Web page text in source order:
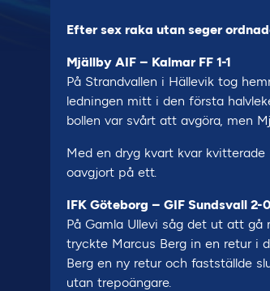
Efter sex raka utan seger
Mjällby AIF – Kalmar FF 1-1
På Strandvallen i Hällevik tog
ledningen mitt i den första
bollen var svårt att avgöra, men
Med en dryg kvart kvar
oavgjort på ett.
IFK Göteborg – GIF Sundsvall 2-0
På Gamla Ullevi såg det ut att gå
tryckte Marcus Berg in en retur i
Berg en ny retur och fastställde
utan trepoängare.